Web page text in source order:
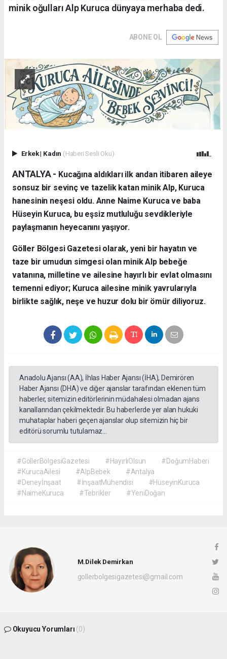
minik oğulları Alp Kuruca dünyaya merhaba dedi.
ABONE OL
Erkek| Kadın (Haberi Sesli Oku)
ANTALYA - ​ Kucağına aldıkları ilk andan itibaren aileye
sonsuz bir sevinç ve tazelik katan minik Alp, Kuruca
hanesinin neşesi oldu. Anne Naime Kuruca ve baba
Hüseyin Kuruca, bu eşsiz mutluluğu sevdikleriyle
paylaşmanın heyecanını yaşıyor.
​Göller Bölgesi Gazetesi olarak, yeni bir hayatın ve
taze bir umudun simgesi olan minik Alp bebeğe
vatanına, milletine ve ailesine hayırlı bir evlat olmasını
temenni ediyor; Kuruca ailesine minik yavrularıyla
birlikte sağlık, neşe ve huzur dolu bir ömür diliyoruz.
Anadolu Ajansı (AA), İhlas Haber Ajansı (İHA), Demirören
Haber Ajansı (DHA) ve diğer ajanslar tarafından eklenen tüm
haberler, sitemizin editörlerinin müdahalesi olmadan ajans
kanallarından çekilmektedir. Bu haberlerde yer alan hukuki
muhataplar haberi geçen ajanslar olup sitemizin hiç bir
editörü sorumlu tutulamaz...
#GöllerBölgesiGazetesi #HayırlıOlsun
#DoğumHaberi
#KurucaAilesi
#AlpBebek
#Antalya
#Deneyİnşaat
#İnşaatMühendisi
#HüseyinKuruca
#NaimeKuruca
#Tebrikler #YeniDoğan
M.Dilek Demirkan
gollerbolgesigazetesi@gmail.com
Okuyucu Yorumları (0)